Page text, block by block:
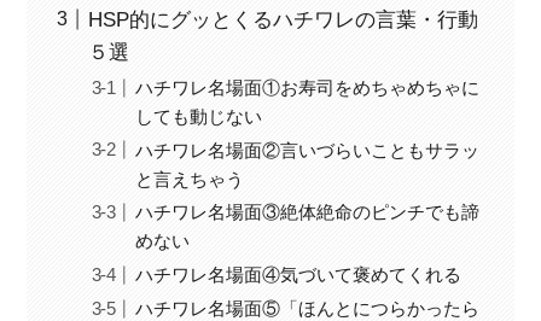
HSP的にグッとくるハチワレの言葉・行動
５選
ハチワレ名場面①お寿司をめちゃめちゃに
しても動じない
ハチワレ名場面②言いづらいこともサラッ
と言えちゃう
ハチワレ名場面③絶体絶命のピンチでも諦
めない
ハチワレ名場面④気づいて褒めてくれる
ハチワレ名場面⑤「ほんとにつらかったら